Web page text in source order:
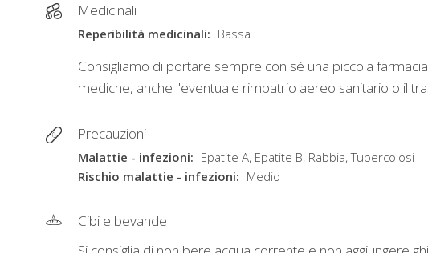
Medicinali
Reperibilità medicinali Bassa
Consigliamo di portare sempre con sé una piccola
mediche, anche l'eventuale rimpatrio aereo sanitario o il
Precauzioni
Malattie - infezioni
Epatite A, Epatite B, Rabbia, Tubercolosi
Rischio malattie - infezioni
Medio
Cibi e bevande